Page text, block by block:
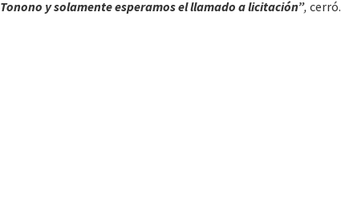
Tonono y solamente esperamos el llamado a licitación”, cerró.